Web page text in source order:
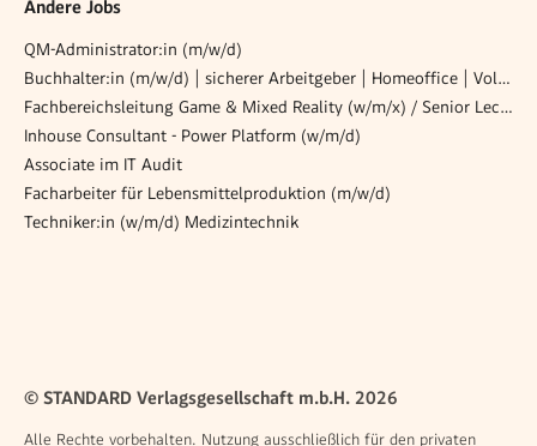
Andere Jobs
QM-Administrator:in (m/w/d)
Buchhalter:in (m/w/d) | sicherer Arbeitgeber | Homeoffice | Voll- oder Teilzeit
Fachbereichsleitung Game & Mixed Reality (w/m/x) / Senior Lecturer (w/m/x)
Inhouse Consultant - Power Platform (w/m/d)
Associate im IT Audit
Facharbeiter für Lebensmittelproduktion (m/w/d)
Techniker:in (w/m/d) Medizintechnik
© STANDARD Verlagsgesellschaft m.b.H. 2026
Alle Rechte vorbehalten. Nutzung ausschließlich für den privaten